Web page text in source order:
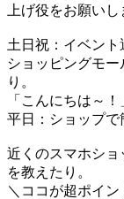
上げ役をお願いし
土日祝：イベント
ショッピングモ
り。
「こんにちは～
平日：ショップで
近くのスマホシ
を教えたり。
＼ココが超ポイン